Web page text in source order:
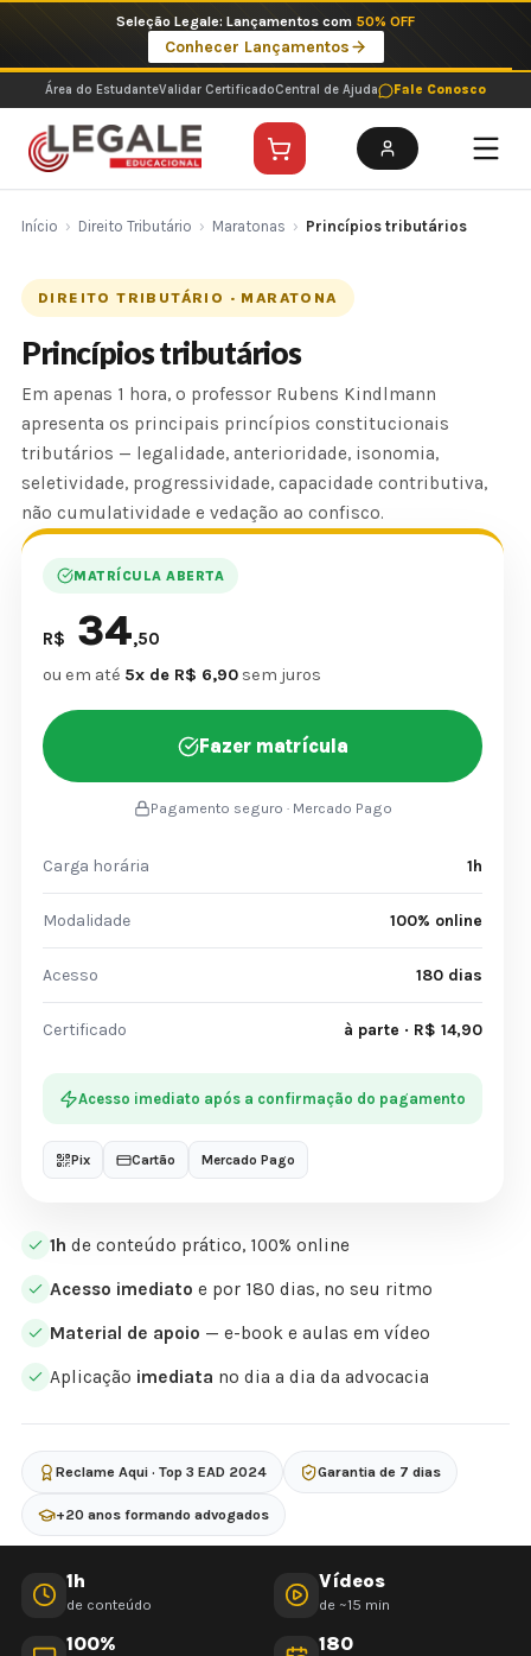
o
conteúdo
Imperdíveis no Pix: Pós Selecionadas a 199 reais no pix em parcela única
Ver ofertas
Área do EstudanteValidar CertificadoCentral de Ajuda Fale Conosco
Início › Direito Tributário › Maratonas › Princípios tributários
DIREITO TRIBUTÁRIO · MARATONA
Princípios tributários
Em apenas 1 hora, o professor Rubens Kindlmann
apresenta os principais princípios constitucionais
tributários — legalidade, anterioridade, isonomia,
seletividade, progressividade, capacidade contributiva,
não cumulatividade e vedação ao confisco.
1h de conteúdo prático, 100% online
Acesso imediato e por 180 dias, no seu ritmo
Material de apoio — e-book e aulas em vídeo
Aplicação imediata no dia a dia da advocacia
Reclame Aqui · Top 3 EAD 2024 Garantia de 7 dias
+20 anos formando advogados
MATRÍCULA ABERTA
R$ 34,50
ou em até 5x de R$ 6,90 sem juros
Fazer matrícula
Pagamento seguro · Mercado Pago
Carga horária 1h
Modalidade 100% online
Acesso 180 dias
Certificado à parte · R$ 14,90
Acesso imediato após a confirmação do pagamento
Pix Cartão Mercado Pago
1h
de conteúdo
Vídeos
de ~15 min
100% 180